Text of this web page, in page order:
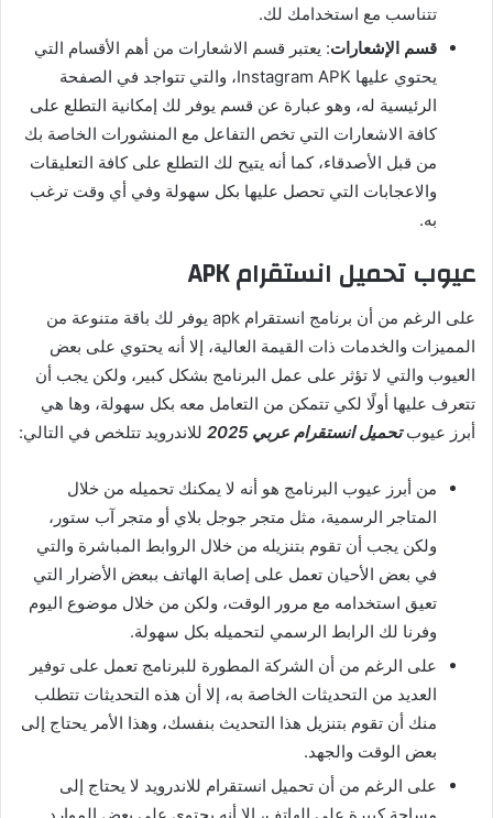
تتناسب مع استخدامك لك.
قسم الإشعارات: يعتبر قسم الاشعارات من أهم الأقسام التي
يحتوي عليها Instagram APK، والتي تتواجد في الصفحة
الرئيسية له، وهو عبارة عن قسم يوفر لك إمكانية التطلع على
كافة الاشعارات التي تخص التفاعل مع المنشورات الخاصة بك
من قبل الأصدقاء، كما أنه يتيح لك التطلع على كافة التعليقات
والاعجابات التي تحصل عليها بكل سهولة وفي أي وقت ترغب
به.
عيوب تحميل انستقرام APK
على الرغم من أن برنامج انستقرام apk يوفر لك باقة متنوعة من
المميزات والخدمات ذات القيمة العالية، إلا أنه يحتوي على بعض
العيوب والتي لا تؤثر على عمل البرنامج بشكل كبير، ولكن يجب أن
تتعرف عليها أولًا لكي تتمكن من التعامل معه بكل سهولة، وها هي
أبرز عيوبتحميل انستقرام عربي 2025 للاندرويد تتلخص في التالي:
من أبرز عيوب البرنامج هو أنه لا يمكنك تحميله من خلال
المتاجر الرسمية، مثل متجر جوجل بلاي أو متجر آب ستور،
ولكن يجب أن تقوم بتنزيله من خلال الروابط المباشرة والتي
في بعض الأحيان تعمل على إصابة الهاتف ببعض الأضرار التي
تعيق استخدامه مع مرور الوقت، ولكن من خلال موضوع اليوم
وفرنا لك الرابط الرسمي لتحميله بكل سهولة.
على الرغم من أن الشركة المطورة للبرنامج تعمل على توفير
العديد من التحديثات الخاصة به، إلا أن هذه التحديثات تتطلب
منك أن تقوم بتنزيل هذا التحديث بنفسك، وهذا الأمر يحتاج إلى
بعض الوقت والجهد.
على الرغم من أن تحميل انستقرام للاندرويد لا يحتاج إلى